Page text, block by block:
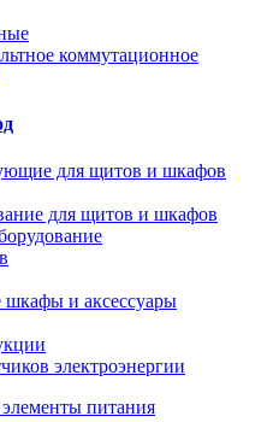
коммутационное
для щитов и шкафов
для щитов и шкафов
и аксессуары
электроэнергии
питания